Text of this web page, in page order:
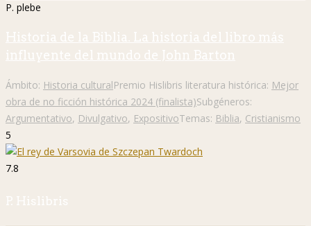
P. plebe
Historia de la Biblia. La historia del libro más
influyente del mundo de John Barton
Ámbito: Historia culturalPremio Hislibris literatura histórica: Mejor
obra de no ficción histórica 2024 (finalista)Subgéneros:
Argumentativo, Divulgativo, ExpositivoTemas: Biblia, Cristianismo
5
7.8
P. Hislibris